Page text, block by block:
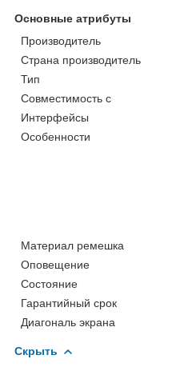
Основные атрибуты
Производитель
Страна производитель
Тип
Совместимость с
Интерфейсы
Особенности
Материал ремешка
Оповещение
Состояние
Гарантийный срок
Диагональ экрана
Скрыть